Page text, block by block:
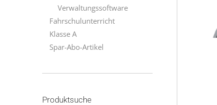
Verwaltungssoftware
Fahrschulunterricht
Klasse A
Spar-Abo-Artikel
Produktsuche